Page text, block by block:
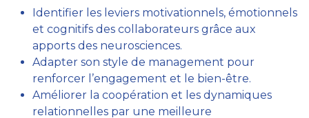
Identifier les leviers motivationnels, émotionnels
et cognitifs des collaborateurs grâce aux
apports des neurosciences.
Adapter son style de management pour
renforcer l’engagement et le bien-être.
Améliorer la coopération et les dynamiques
relationnelles par une meilleure